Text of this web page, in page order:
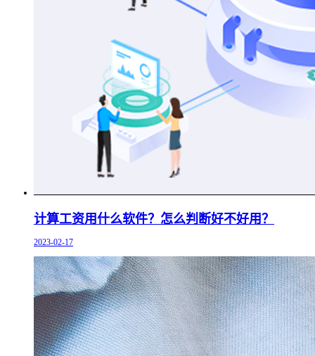
计算工资用什么软件？怎么判断好不好用？
2023-02-17